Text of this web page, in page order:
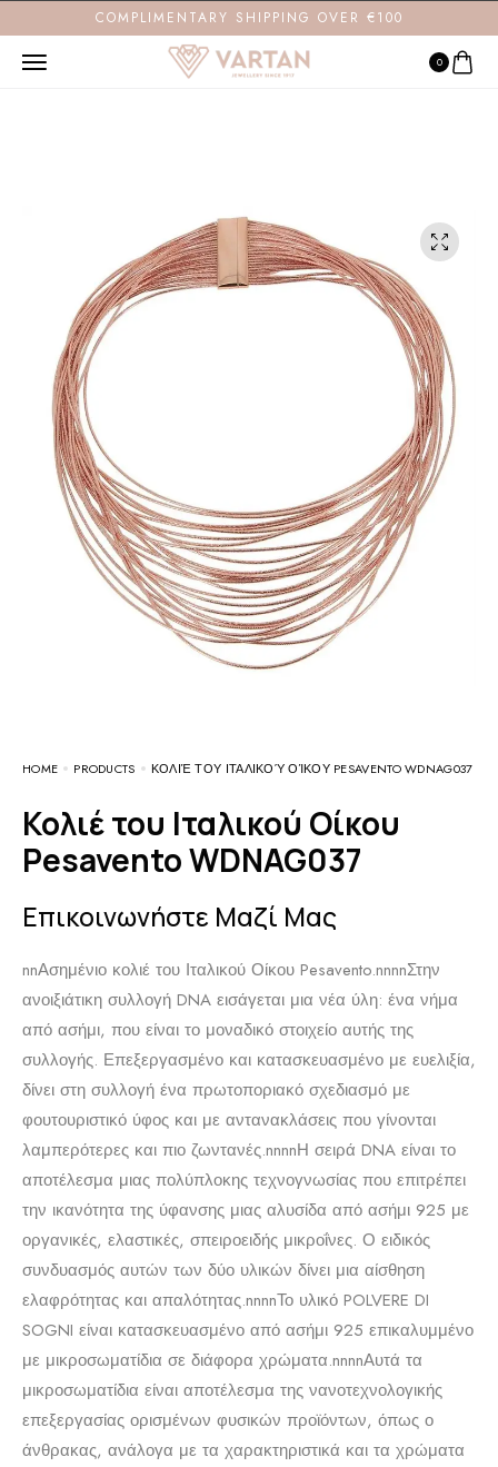
COMPLIMENTARY SHIPPING OVER €100
0
HOME PRODUCTS ΚΟΛΙΈ ΤΟΥ ΙΤΑΛΙΚΟΎ ΟΊΚΟΥ PESAVENTO WDNAG037
Κολιέ του Ιταλικού Οίκου
Pesavento WDNAG037
Επικοινωνήστε Μαζί Μας
nnΑσημένιο κολιέ του Ιταλικού Οίκου Pesavento.nnnnΣτην
ανοιξιάτικη συλλογή DNA εισάγεται μια νέα ύλη: ένα νήμα
από ασήμι, που είναι το μοναδικό στοιχείο αυτής της
συλλογής. Επεξεργασμένο και κατασκευασμένο με ευελιξία,
δίνει στη συλλογή ένα πρωτοποριακό σχεδιασμό με
φουτουριστικό ύφος και με αντανακλάσεις που γίνονται
λαμπερότερες και πιο ζωντανές.nnnnΗ σειρά DNA είναι το
αποτέλεσμα μιας πολύπλοκης τεχνογνωσίας που επιτρέπει
την ικανότητα της ύφανσης μιας αλυσίδα από ασήμι 925 με
οργανικές, ελαστικές, σπειροειδής μικροΐνες. Ο ειδικός
συνδυασμός αυτών των δύο υλικών δίνει μια αίσθηση
ελαφρότητας και απαλότητας.nnnnΤο υλικό POLVERE DI
SOGNI είναι κατασκευασμένο από ασήμι 925 επικαλυμμένο
με μικροσωματίδια σε διάφορα χρώματα.nnnnΑυτά τα
μικροσωματίδια είναι αποτέλεσμα της νανοτεχνολογικής
επεξεργασίας ορισμένων φυσικών προϊόντων, όπως ο
άνθρακας, ανάλογα με τα χαρακτηριστικά και τα χρώματα